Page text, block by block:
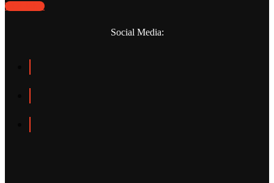
WEBPANO
Social Media: